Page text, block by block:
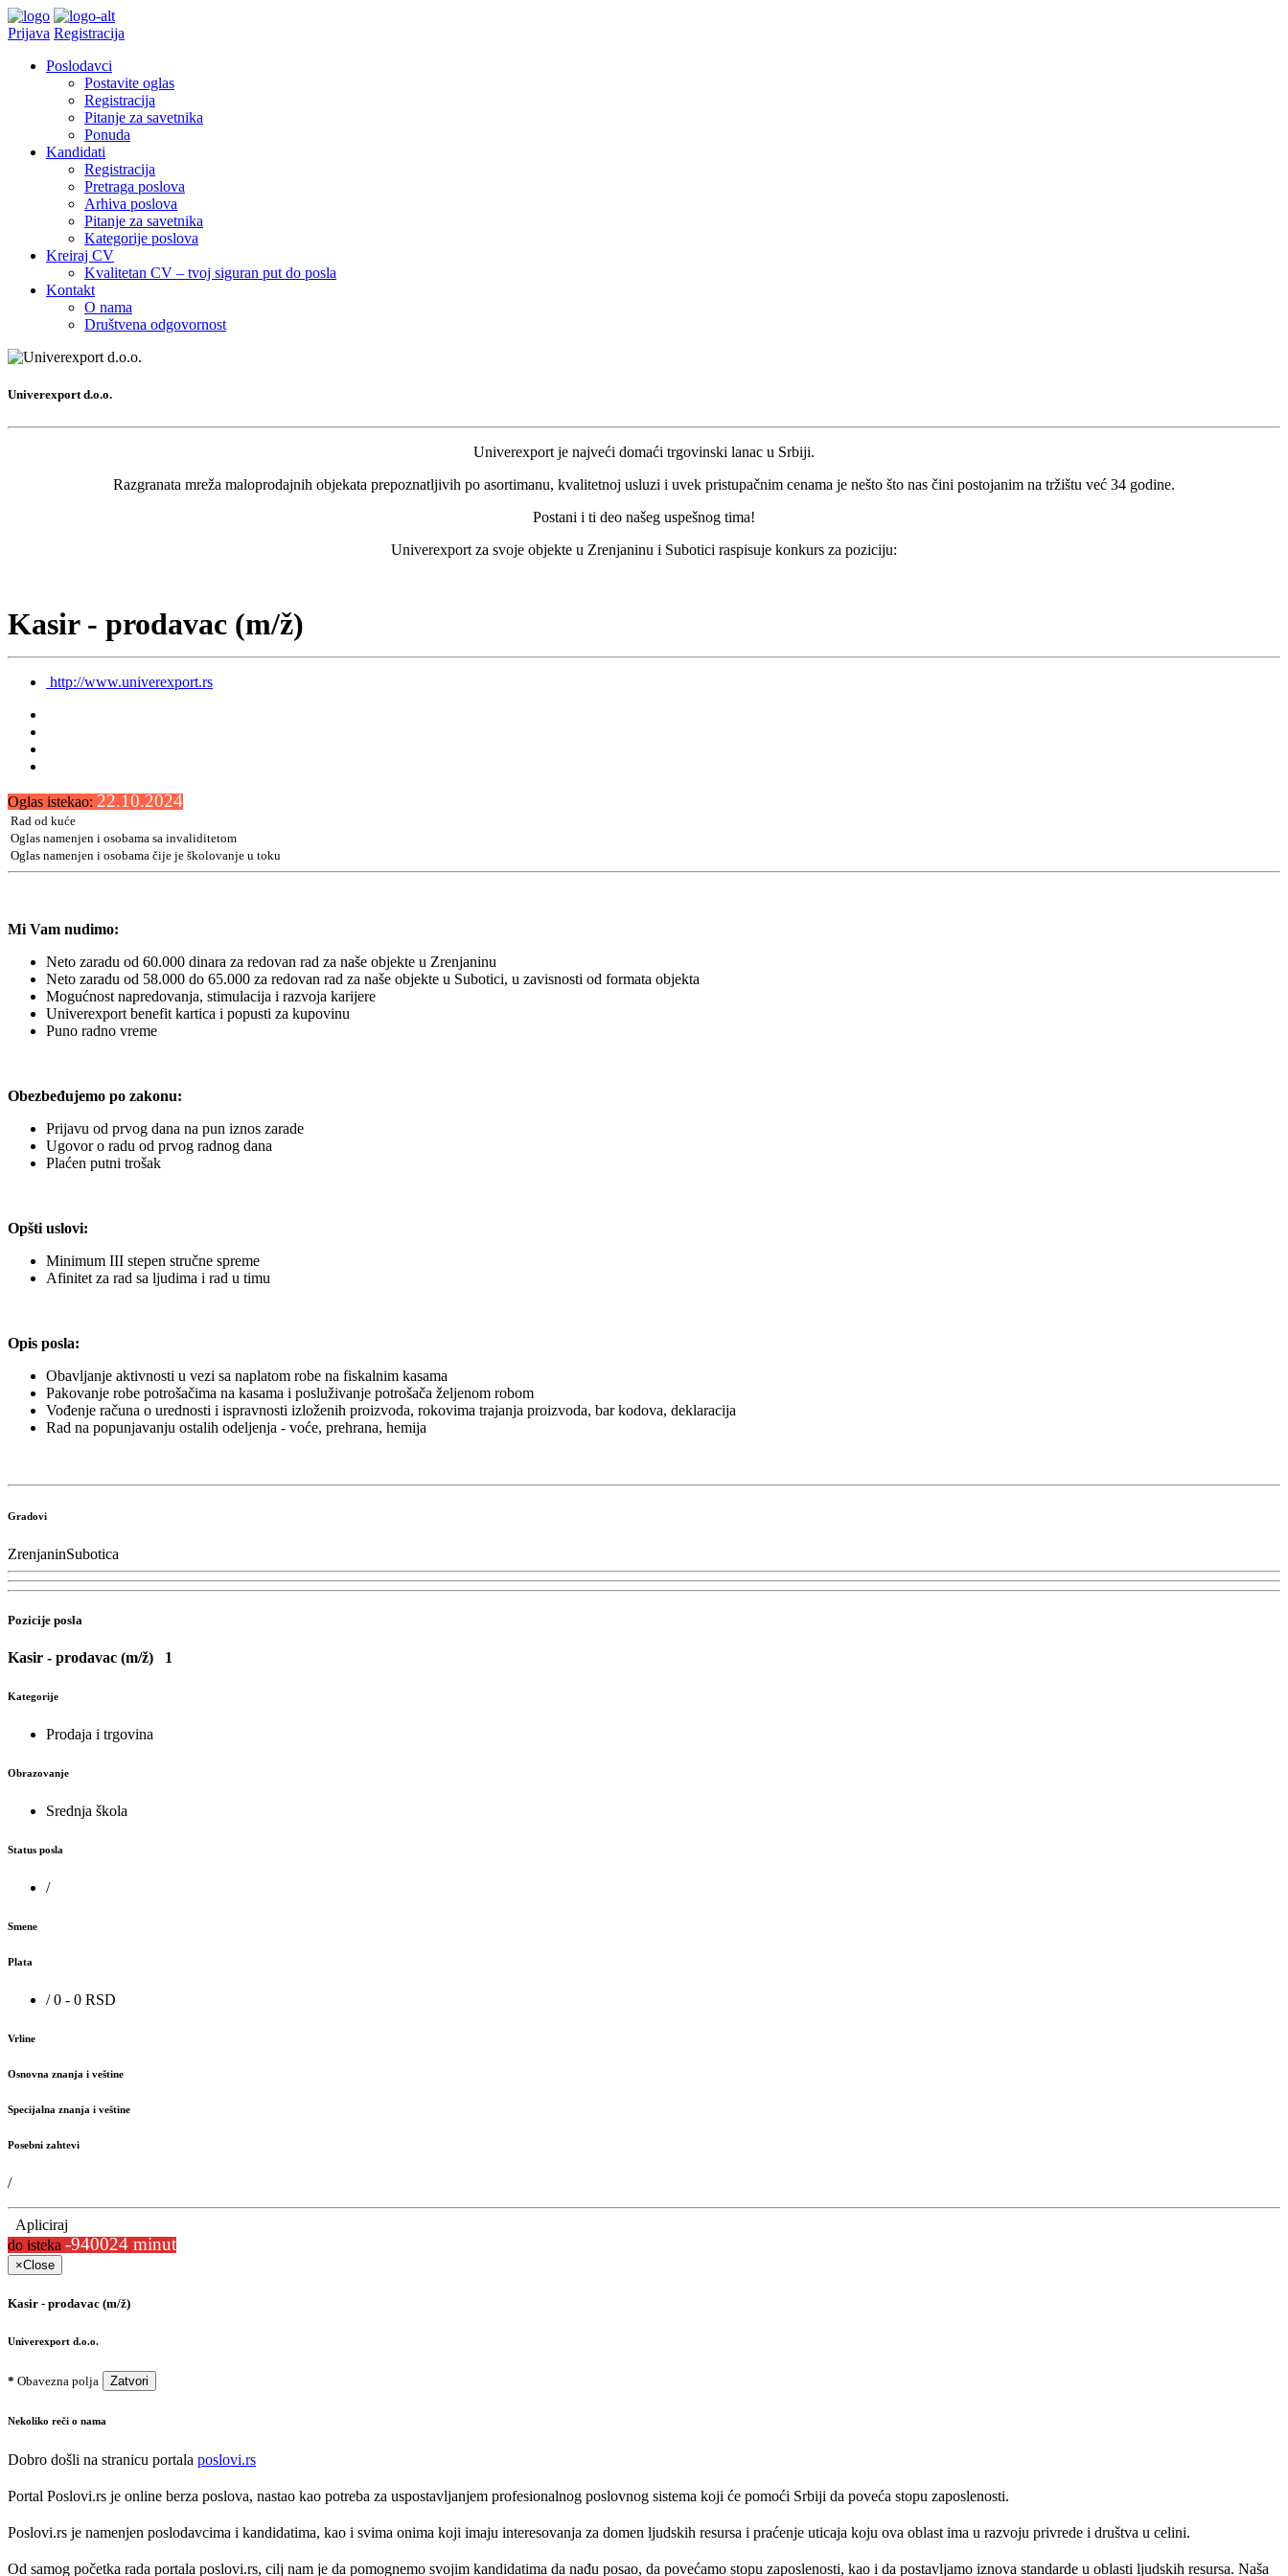
Prijava Registracija
Poslodavci
Postavite oglas
Registracija
Pitanje za savetnika
Ponuda
Kandidati
Registracija
Pretraga poslova
Arhiva poslova
Pitanje za savetnika
Kategorije poslova
Kreiraj CV
Kvalitetan CV – tvoj siguran put do posla
Kontakt
O nama
Društvena odgovornost
Univerexport d.o.o.
Univerexport je najveći domaći trgovinski lanac u Srbiji.
Razgranata mreža maloprodajnih objekata prepoznatljivih po asortimanu, kvalitetnoj usluzi i uvek pristupačnim cenama je nešto što nas čini postojanim na tržištu već 34 godine.
Postani i ti deo našeg uspešnog tima!
Univerexport za svoje objekte u Zrenjaninu i Subotici raspisuje konkurs za poziciju:
Kasir - prodavac (m/ž)
http://www.univerexport.rs
Oglas istekao: 22.10.2024
Rad od kuće
Oglas namenjen i osobama sa invaliditetom
Oglas namenjen i osobama čije je školovanje u toku
Mi Vam nudimo:
Neto zaradu od 60.000 dinara za redovan rad za naše objekte u Zrenjaninu
Neto zaradu od 58.000 do 65.000 za redovan rad za naše objekte u Subotici, u zavisnosti od formata objekta
Mogućnost napredovanja, stimulacija i razvoja karijere
Univerexport benefit kartica i popusti za kupovinu
Puno radno vreme
Obezbeđujemo po zakonu:
Prijavu od prvog dana na pun iznos zarade
Ugovor o radu od prvog radnog dana
Plaćen putni trošak
Opšti uslovi:
Minimum III stepen stručne spreme
Afinitet za rad sa ljudima i rad u timu
Opis posla:
Obavljanje aktivnosti u vezi sa naplatom robe na fiskalnim kasama
Pakovanje robe potrošačima na kasama i posluživanje potrošača željenom robom
Vođenje računa o urednosti i ispravnosti izloženih proizvoda, rokovima trajanja proizvoda, bar kodova, deklaracija
Rad na popunjavanju ostalih odeljenja - voće, prehrana, hemija
Gradovi
ZrenjaninSubotica
Pozicije posla
Kasir - prodavac (m/ž) 1
Kategorije
Prodaja i trgovina
Obrazovanje
Srednja škola
Status posla
/
Smene
Plata
/ 0 - 0 RSD
Vrline
Osnovna znanja i veštine
Specijalna znanja i veštine
Posebni zahtevi
/
Apliciraj
do isteka -940024 minut
×Close
Kasir - prodavac (m/ž)
Univerexport d.o.o.
* Obavezna polja Zatvori
Nekoliko reči o nama
Dobro došli na stranicu portala poslovi.rs
Portal Poslovi.rs je online berza poslova, nastao kao potreba za uspostavljanjem profesionalnog poslovnog sistema koji će pomoći Srbiji da poveća stopu zaposlenosti.
Poslovi.rs je namenjen poslodavcima i kandidatima, kao i svima onima koji imaju interesovanja za domen ljudskih resursa i praćenje uticaja koju ova oblast ima u razvoju privrede i društva u celini.
Od samog početka rada portala poslovi.rs, cilj nam je da pomognemo svojim kandidatima da nađu posao, da povećamo stopu zaposlenosti, kao i da postavljamo iznova standarde u oblasti ljudskih resursa. Naša